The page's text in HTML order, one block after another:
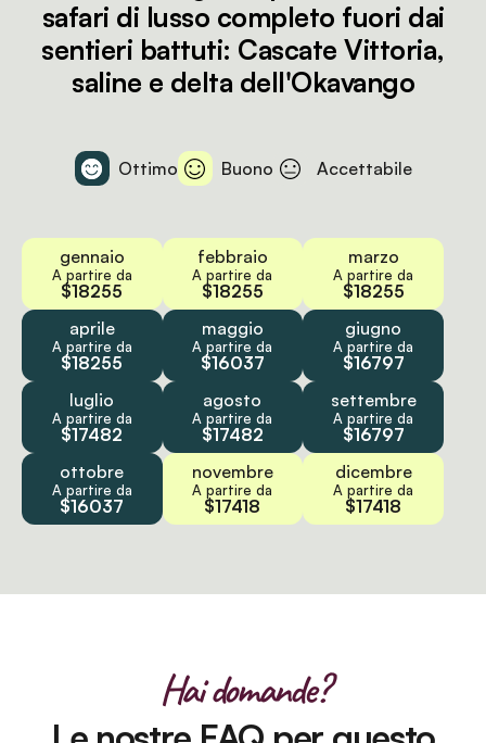
safari di lusso completo fuori dai
sentieri battuti: Cascate Vittoria,
saline e delta dell'Okavango
Ottimo Buono Accettabile
gennaio
A partire da
$18255
febbraio
A partire da
$18255
marzo
A partire da
$18255
aprile
A partire da
$18255
maggio
A partire da
$16037
giugno
A partire da
$16797
luglio
A partire da
$17482
agosto
A partire da
$17482
settembre
A partire da
$16797
ottobre
A partire da
$16037
novembre
A partire da
$17418
dicembre
A partire da
$17418
Hai domande?